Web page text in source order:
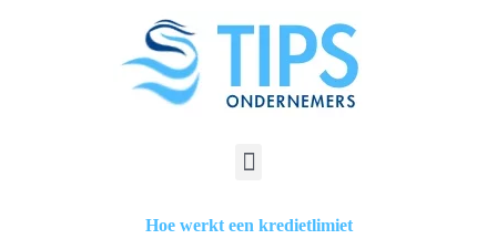
Hoe werkt een kredietlimiet